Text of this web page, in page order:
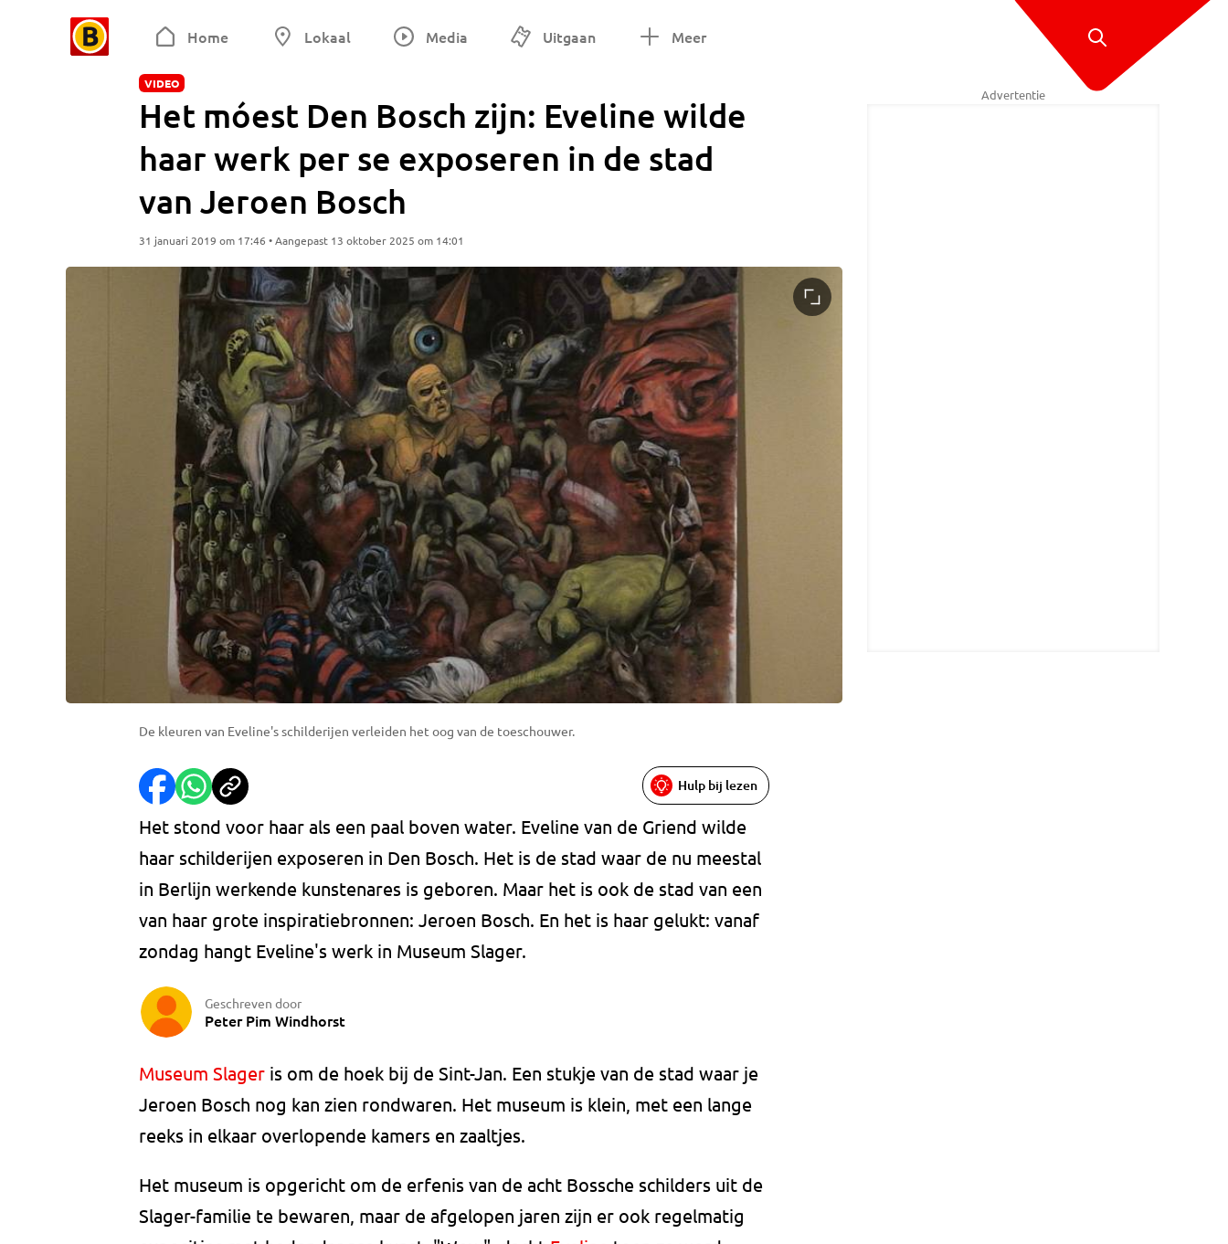
Home Lokaal Media Uitgaan Meer
VIDEO
Het móest Den Bosch zijn: Eveline wilde
haar werk per se exposeren in de stad
van Jeroen Bosch
31 januari 2019 om 17:46 • Aangepast 13 oktober 2025 om 14:01
De kleuren van Eveline's schilderijen verleiden het oog van de toeschouwer.
Hulp bij lezen
Het stond voor haar als een paal boven water. Eveline van de Griend wilde
haar schilderijen exposeren in Den Bosch. Het is de stad waar de nu meestal
in Berlijn werkende kunstenares is geboren. Maar het is ook de stad van een
van haar grote inspiratiebronnen: Jeroen Bosch. En het is haar gelukt: vanaf
zondag hangt Eveline's werk in Museum Slager.
Geschreven door
Peter Pim Windhorst
Museum Slager is om de hoek bij de Sint-Jan. Een stukje van de stad waar je
Jeroen Bosch nog kan zien rondwaren. Het museum is klein, met een lange
reeks in elkaar overlopende kamers en zaaltjes.
Het museum is opgericht om de erfenis van de acht Bossche schilders uit de
Slager-familie te bewaren, maar de afgelopen jaren zijn er ook regelmatig
Advertentie